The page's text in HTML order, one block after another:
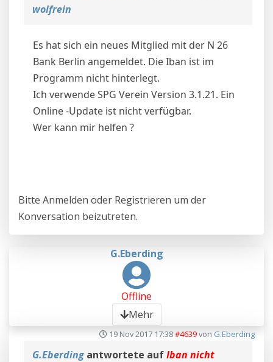
wolfrein
Es hat sich ein neues Mitglied mit der N 26
Bank Berlin angemeldet. Die Iban ist im
Programm nicht hinterlegt.
Ich verwende SPG Verein Version 3.1.21. Ein
Online -Update ist nicht verfügbar.
Wer kann mir helfen ?
Bitte Anmelden oder Registrieren um der
Konversation beizutreten.
G.Eberding
Offline
Mehr
19 Nov 2017 17:38#4639von G.Eberding
G.Eberdingantwortete aufIban nicht